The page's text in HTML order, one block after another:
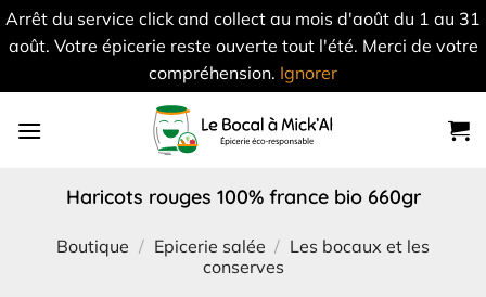
Arrêt du service click and collect au mois d'août du 1 au 31
août. Votre épicerie reste ouverte tout l'été. Merci de votre
compréhension. Ignorer
haricots rouges 100% france bio 660gr
Boutique / Epicerie salée / Les bocaux et les
conserves